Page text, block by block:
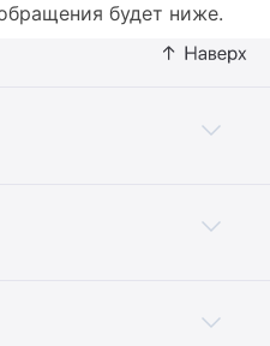
будет ниже.